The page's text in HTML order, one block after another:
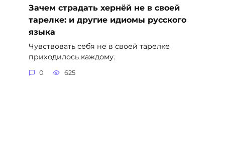
Зачем страдать хернёй не в своей
тарелке: и другие идиомы русского
языка
Чувствовать себя не в своей тарелке
приходилось каждому.
0 625